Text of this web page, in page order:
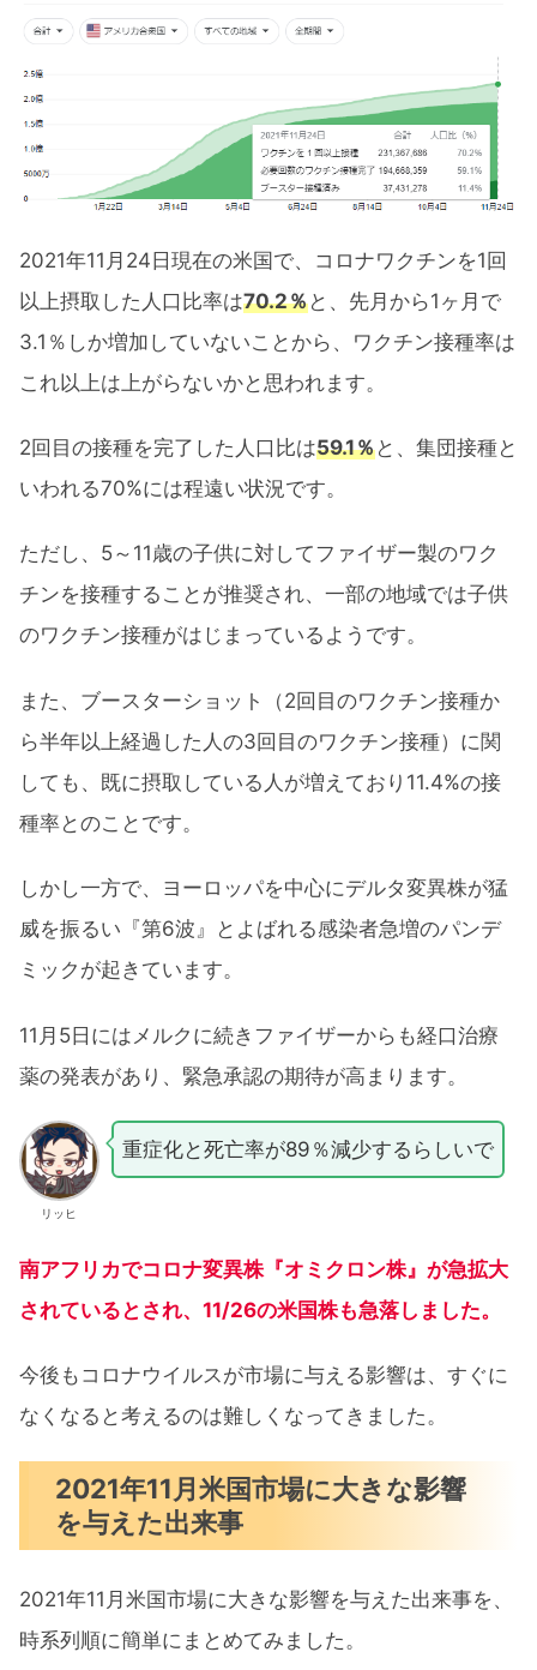
2021年11月のNASDAQ100
【2021年11月】金（ゴールド）
【2021年11月】仮想通貨（BTC）
【2021年11月】GAFAM+TSLAの値動
き
【2021年11月】その他大きな値動きの
あった銘柄
【2021年11月】米国ETFの値動き
2021年12月注目スケジュール
2021年11月振り返りまとめと今後の予想
2021年11月24日現在の米国で、コロナワクチンを1回
以上摂取した人口比率は70.2％と、先月から1ヶ月で
3.1％しか増加していないことから、ワクチン接種率は
これ以上は上がらないかと思われます。
2回目の接種を完了した人口比は59.1％と、集団接種と
いわれる70%には程遠い状況です。
ただし、5～11歳の子供に対してファイザー製のワク
チンを接種することが推奨され、一部の地域では子供
のワクチン接種がはじまっているようです。
また、ブースターショット（2回目のワクチン接種か
ら半年以上経過した人の3回目のワクチン接種）に関
しても、既に摂取している人が増えており11.4%の接
種率とのことです。
しかし一方で、ヨーロッパを中心にデルタ変異株が猛
威を振るい『第6波』とよばれる感染者急増のパンデ
ミックが起きています。
11月5日にはメルクに続きファイザーからも経口治療
薬の発表があり、緊急承認の期待が高まります。
リッヒ
重症化と死亡率が89％減少するらしいで
南アフリカでコロナ変異株『オミクロン株』が急拡大
されているとされ、11/26の米国株も急落しました。
今後もコロナウイルスが市場に与える影響は、すぐに
なくなると考えるのは難しくなってきました。
2021年11月米国市場に大きな影響
を与えた出来事
2021年11月米国市場に大きな影響を与えた出来事を、
時系列順に簡単にまとめてみました。